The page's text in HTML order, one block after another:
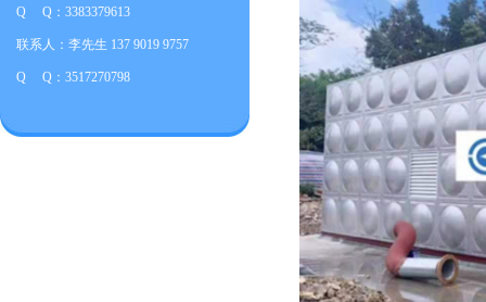
Q Q：3383379613
联系人：李先生 137 9019 9757
Q Q：3517270798